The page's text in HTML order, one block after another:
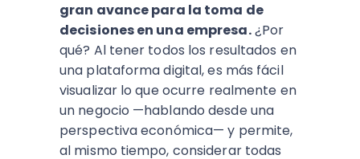
gran avance para la toma de
decisiones en una empresa.¿Por
qué? Al tener todos los resultados en
una plataforma digital, es más fácil
visualizar lo que ocurre realmente en
un negocio —hablando desde una
perspectiva económica— y permite,
al mismo tiempo, considerar todas